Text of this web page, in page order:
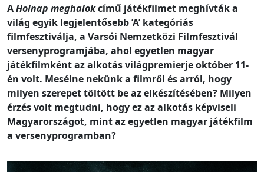
AHolnap meghalokcímű játékfilmet meghívták a
világ egyik legjelentősebb ’A’ kategóriás
filmfesztiválja, a Varsói Nemzetközi Filmfesztivál
versenyprogramjába, ahol egyetlen magyar
játékfilmként az alkotás világpremierje október 11-
én volt. Mesélne nekünk a filmről és arról, hogy
milyen szerepet töltött be az elkészítésében? Milyen
érzés volt megtudni, hogy ez az alkotás képviseli
Magyarországot, mint az egyetlen magyar játékfilm
a versenyprogramban?